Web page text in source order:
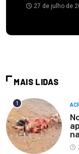
27 de julho de
MAIS LIDAS
1